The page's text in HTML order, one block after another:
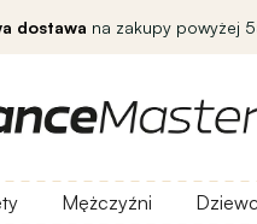
dostawa na zakupy powyżej
Mężczyźni